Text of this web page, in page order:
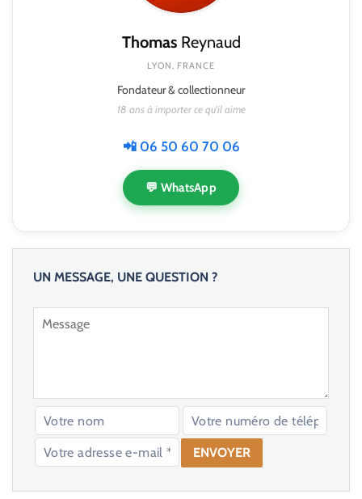
ThomasReynaud
LYON, FRANCE
Fondateur & collectionneur
18 ans à importer ce qu'il aime
📲 06 50 60 70 06
💬 WhatsApp
UN MESSAGE, UNE QUESTION ?